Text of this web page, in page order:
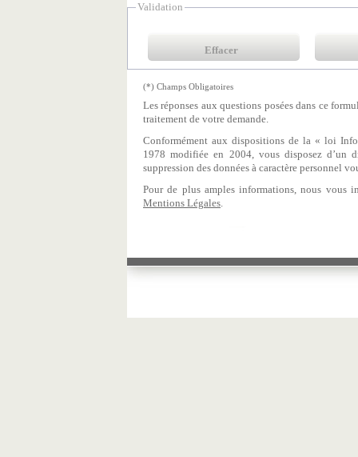
Validation
(*) Champs Obligatoires
Les réponses aux questions posées dans ce
traitement de votre demande.
Conformément aux dispositions de la « loi
1978 modifiée en 2004, vous disposez d’un
suppression des données à caractère personnel
Pour de plus amples informations, nous vous
Mentions Légales.